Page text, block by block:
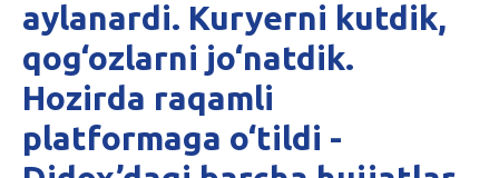
aylanardi. Kuryerni kutdik,
qog‘ozlarni jo‘natdik.
Hozirda raqamli
platformaga o‘tildi -